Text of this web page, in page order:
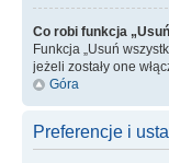
Co robi funkcja
Funkcja „Usuń
jeżeli zostały one
Góra
Preferencje i